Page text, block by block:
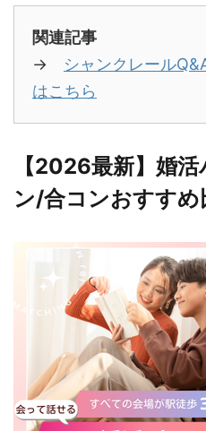
関連記事
→ シャンクレール
はこちら
【2026最新】婚
ン/合コンおすすめ